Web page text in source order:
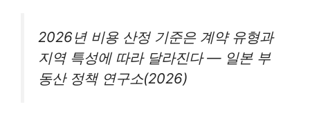
2026년 비용 산정 기준은 계약 유형과
지역 특성에 따라 달라진다 — 일본 부
동산 정책 연구소(2026)